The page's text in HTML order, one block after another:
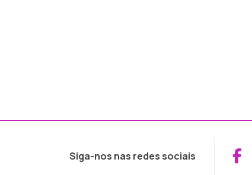
Siga-nos nas redes sociais